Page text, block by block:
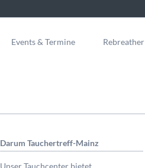
Events & Termine Rebreather
Darum Tauchertreff-Mainz